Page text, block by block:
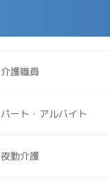
介護職員
パート・アルバイト
夜勤介護